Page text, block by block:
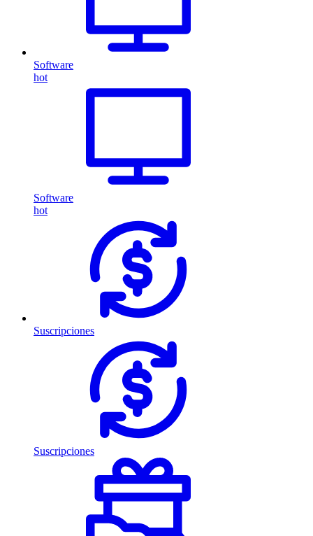
Software
hot
Software
hot
Suscripciones
Suscripciones